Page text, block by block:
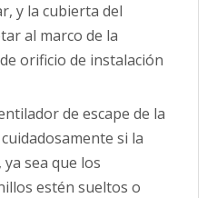
y la cubierta del
al marco de la
orificio de instalación
de escape de la
si la
sea que los
estén sueltos o